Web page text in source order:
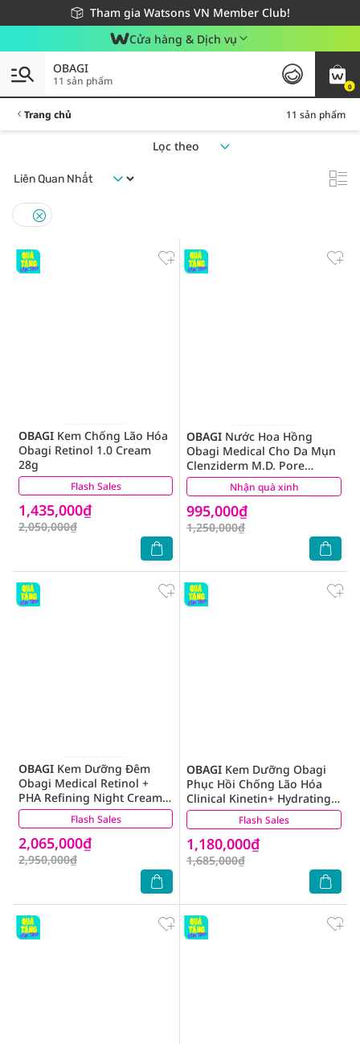
Tham gia Watsons VN Member Club!
Miễn phí giao hàng cho đơn hàng từ 249,000Đ
Giao hàng nhanh 24h - Áp dụng khu vực TP. Hồ Chí Minh
Cửa hàng & Dịch vụ
0
OBAGI
11 sản phẩm
Trang chủ 11 sản phẩm
Lọc theo
Flash Sales
OBAGI Kem Chống Lão Hóa
Obagi Retinol 1.0 Cream
28g
1,435,000₫
2,050,000₫
(4) Nhận quà xinh
OBAGI Nước Hoa Hồng
Obagi Medical Cho Da Mụn
Clenziderm M.D. Pore
Therapy Exfoliating BHA
Toner 148ml
995,000₫
1,250,000₫
(2)
Flash Sales
OBAGI Kem Dưỡng Đêm
Obagi Medical Retinol +
PHA Refining Night Cream
50ml
2,065,000₫
2,950,000₫
(3) Flash Sales
OBAGI Kem Dưỡng Obagi
Phục Hồi Chống Lão Hóa
Clinical Kinetin+ Hydrating
Cream 50ml
1,180,000₫
1,685,000₫
(2)